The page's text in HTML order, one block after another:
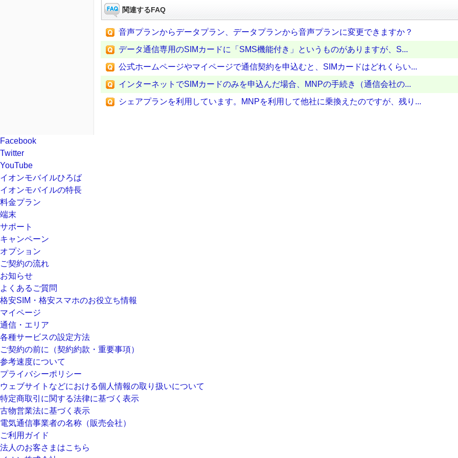
関連するFAQ
音声プランからデータプラン、データプランから音声プランに変更できますか？
データ通信専用のSIMカードに「SMS機能付き」というものがありますが、S...
公式ホームページやマイページで通信契約を申込むと、SIMカードはどれくらい...
インターネットでSIMカードのみを申込んだ場合、MNPの手続き（通信会社の...
シェアプランを利用しています。MNPを利用して他社に乗換えたのですが、残り...
Facebook
Twitter
YouTube
イオンモバイルひろば
イオンモバイルの特長
料金プラン
端末
サポート
キャンペーン
オプション
ご契約の流れ
お知らせ
よくあるご質問
格安SIM・格安スマホのお役立ち情報
マイページ
通信・エリア
各種サービスの設定方法
ご契約の前に（契約約款・重要事項）
参考速度について
プライバシーポリシー
ウェブサイトなどにおける個人情報の取り扱いについて
特定商取引に関する法律に基づく表示
古物営業法に基づく表示
電気通信事業者の名称（販売会社）
ご利用ガイド
法人のお客さまはこちら